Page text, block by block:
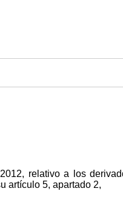
relativo a los
artículo 5, apartado 2,